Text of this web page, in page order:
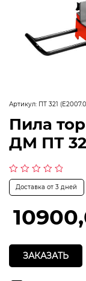
Артикул: ПТ 321
Пила
ДМ ПТ
Оценка
из
Доставка от 3 дней
ЗАКАЗАТЬ